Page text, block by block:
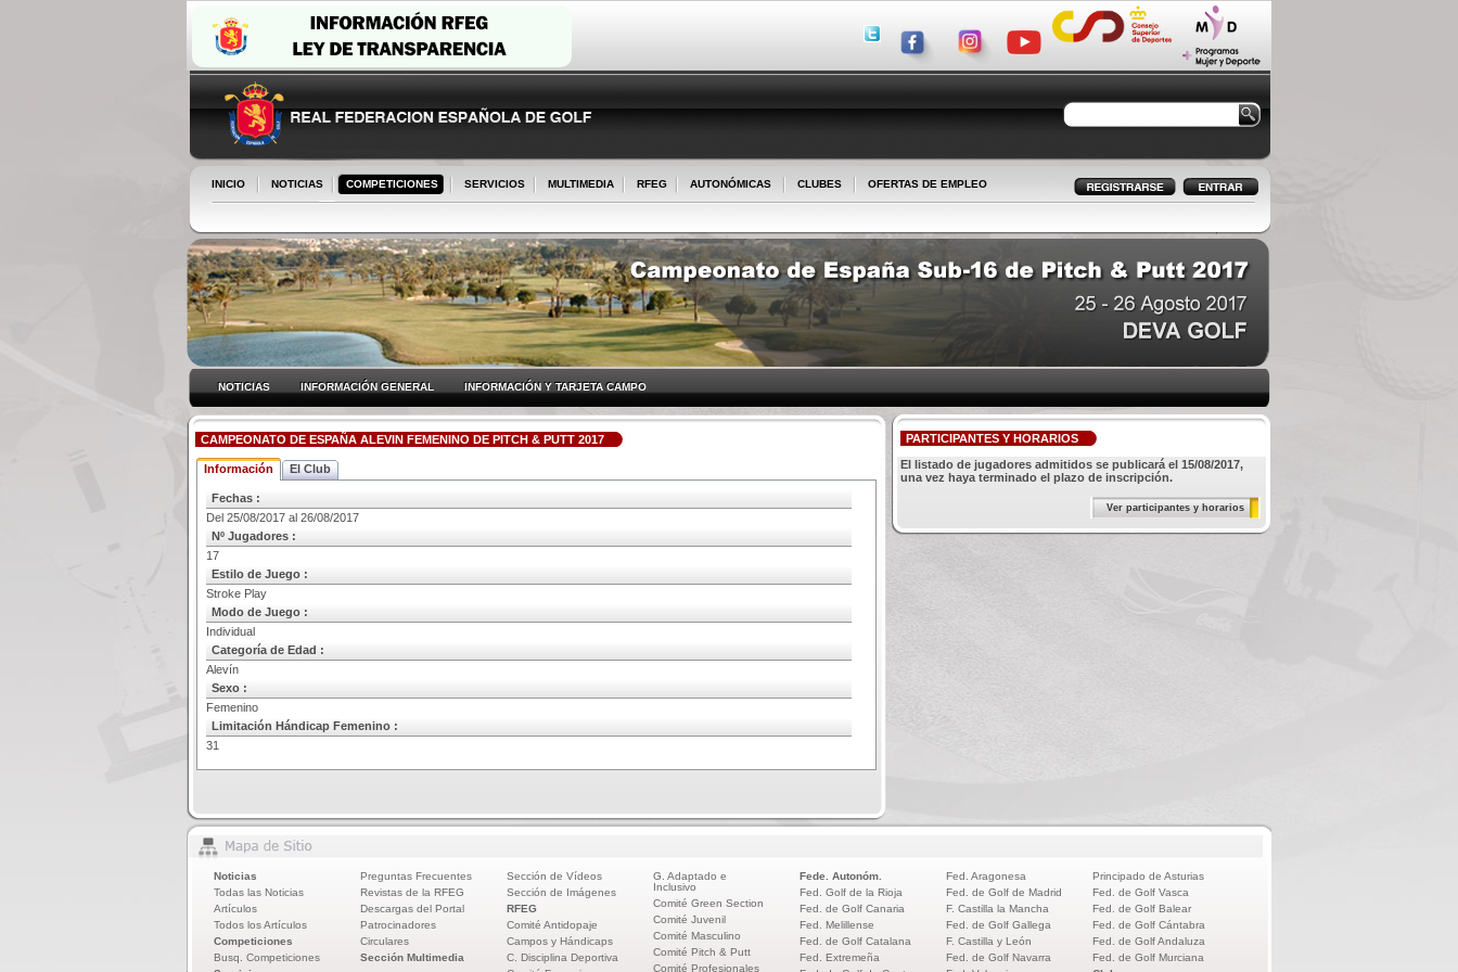
INICIO NOTICIAS COMPETICIONES SERVICIOS MULTIMEDIA RFEG AUTONÓMICAS CLUBES OFERTAS DE EMPLEO
NOTICIAS INFORMACIÓN GENERAL INFORMACIÓN Y TARJETA CAMPO
CAMPEONATO DE ESPAÑA ALEVIN FEMENINO DE PITCH & PUTT 2017
Información El Club
Fechas :
Del 25/08/2017 al 26/08/2017
Nº Jugadores :
17
Estilo de Juego :
Stroke Play
Modo de Juego :
Individual
Categoría de Edad :
Alevín
Sexo :
Femenino
Limitación Hándicap Femenino :
31
PARTICIPANTES Y HORARIOS
El listado de jugadores admitidos se publicará el 15/08/2017,
una vez haya terminado el plazo de inscripción.
Ver participantes y horarios
Noticias
Todas las Noticias
Artículos
Todos los Artículos
Competiciones
Busq. Competiciones
Preguntas Frecuentes
Revistas de la RFEG
Descargas del Portal
Patrocinadores
Circulares
Sección Multimedia
Sección de Vídeos
Sección de Imágenes
RFEG
Comité Antidopaje
Campos y Hándicaps
C. Disciplina Deportiva
G. Adaptado e
Inclusivo
Comité Green Section
Comité Juvenil
Comité Masculino
Comité Pitch & Putt
Comité Profesionales
Fede. Autonóm.
Fed. Golf de la Rioja
Fed. de Golf Canaria
Fed. Melillense
Fed. de Golf Catalana
Fed. Extremeña
Fed. Aragonesa
Fed. de Golf de Madrid
F. Castilla la Mancha
Fed. de Golf Gallega
F. Castilla y León
Fed. de Golf Navarra
Principado de Asturias
Fed. de Golf Vasca
Fed. de Golf Balear
Fed. de Golf Cántabra
Fed. de Golf Andaluza
Fed. de Golf Murciana